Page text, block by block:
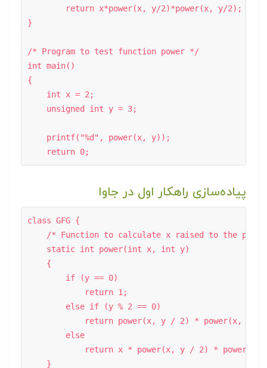
        return x*power(x, y/2)*power(x, y/2);
}
/* Program to test function power */
int main()
{
    int x = 2;
    unsigned int y = 3;
    printf("%d", power(x, y));
    return 0;
پیاده‌سازی راهکار اول در جاوا
class GFG {
/* Function to calculate x raised to the
    static int power(int x, int y)
    {
        if (y == 0)
            return 1;
        else if (y % 2 == 0)
return power(x, y / 2) * power(x, y
        else
return x * power(x, y / 2) *
    }